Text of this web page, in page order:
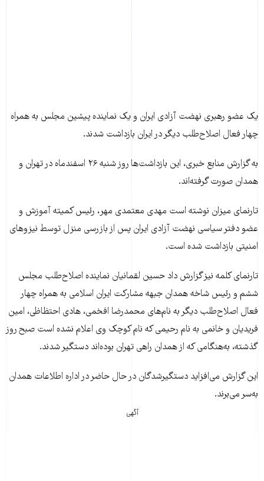
يک عضو رهبری نهضت آزادی ايران و يک نماينده پيشين مجلس به همراه
چهار فعال اصلاح‌طلب ديگر در ايران بازداشت شدند.
به گزارش منابع خبری، اين بازداشت‌ها روز شنبه ۲۶ اسفندماه در تهران و
همدان صورت گرفته‌اند.
تارنمای ميزان نوشته است مهدی معتمدی مهر، رئيس کميته آموزش و
عضو دفتر سياسی نهضت آزادی ايران پس از بازرسی منزل توسط نيزوهای
امنيتی بازداشت شده است.
تارنمای کلمه نيز گزارش داد حسين لقمانيان نماينده اصلاح‌طلب مجلس
ششم و رئيس شاخه همدان جبهه مشارکت ايران اسلامی به همراه چهار
فعال اصلاح‌طلب ديگر به نام‌های محمدرضا افخمی، هادی احتظاظی، امين
فريديان و خانمی به نام رحيمی که نام کوچک وی اعلام نشده است صبح روز
گذشته، به‌هنگامی که از همدان راهی تهران بوده‌اند دستگير شدند.
اين گزارش می‌افزايد دستگيرشدگان در حال حاضر در اداره اطلاعات همدان
به‌سر می‌برند.
آگهی